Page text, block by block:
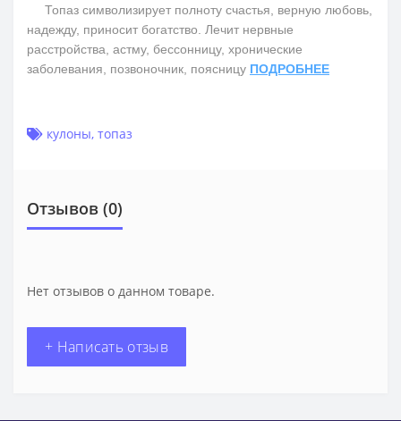
Топаз символизирует полноту счастья, верную любовь,
надежду, приносит богатство. Лечит нервные
расстройства, астму, бессонницу, хронические
заболевания, позвоночник, поясницу ПОДРОБНЕЕ
кулоны, топаз
Отзывов (0)
Нет отзывов о данном товаре.
+ Написать отзыв